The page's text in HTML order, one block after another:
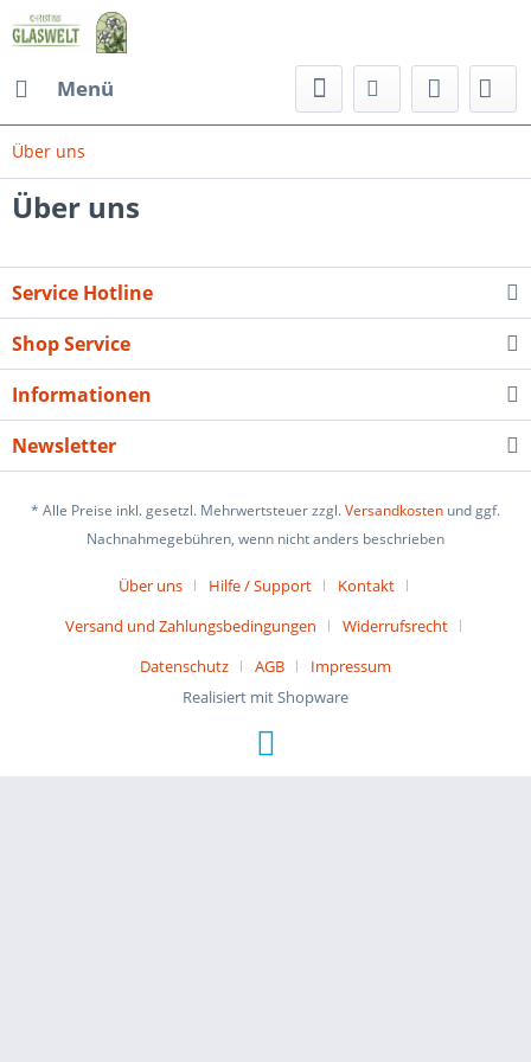
Menü
Über uns
Über uns
Service Hotline
Shop Service
Informationen
Newsletter
* Alle Preise inkl. gesetzl. Mehrwertsteuer zzgl.Versandkosten und ggf.
Nachnahmegebühren, wenn nicht anders beschrieben
Über uns Hilfe / Support
Kontakt
Versand und Zahlungsbedingungen
Widerrufsrecht
Datenschutz
AGB
Impressum
Realisiert mit Shopware